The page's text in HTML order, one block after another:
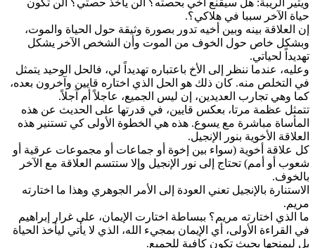
ويثير الريبة: هل سيقنع أخي بحصته؟ ألن يأخذ حصتي؟ ألن تكون
حياة الآخر سببا في هلاكي؟.
إن العلاقة بينه وبين أخيه تدور بصورة وثيقة حول الحياة والموت،
وبشكل خاص حول الخوف من الموت وأن الشخص الآخر يشكل
تهديداً لحياتي.
وعليه، عندما ننظر إلى الأخ باعتباره تهديداً لي، فالحل الوحيد يتمثل
في التخلص منه. كان ذلك هو الحل الذي اختاره قايين وآخرون بعده،
كما وهي تجارب العديدين، إن ليس الجميع، عاجلاً أم آجلاً.
تتمثل عظمة مرتا، بعكس قايين، في قدرتها على الحديث عن هذه
المأساة مباشرة مع يسوع. هذه هي الخطوة الأولى كي تستنير هذه
العلاقة الأخوية بنور الإنجيل.
كل علاقة أخوية (سواء بين إخوة أو جماعات أو مجموعات عرقية أو
شعوب أو أمم) تحتاج إلى نور الإنجيل وإلا ستتسم العلاقة مع الآخر
بالخوف.
الاستنارة بالإنجيل تعني العودة إلى الأمر الجوهري وهذا ما اختارته
مريم.
ما الذي اختارته مريم؟ ببساطة اختارت الإيمان، على غرار إبراهيم
في القراءة الأولى، أي الإيمان بمجيء الله، الذي لا يأتي ليأخذ الحياة
بل ليمنحها بحيث تكون كافية للجميع.